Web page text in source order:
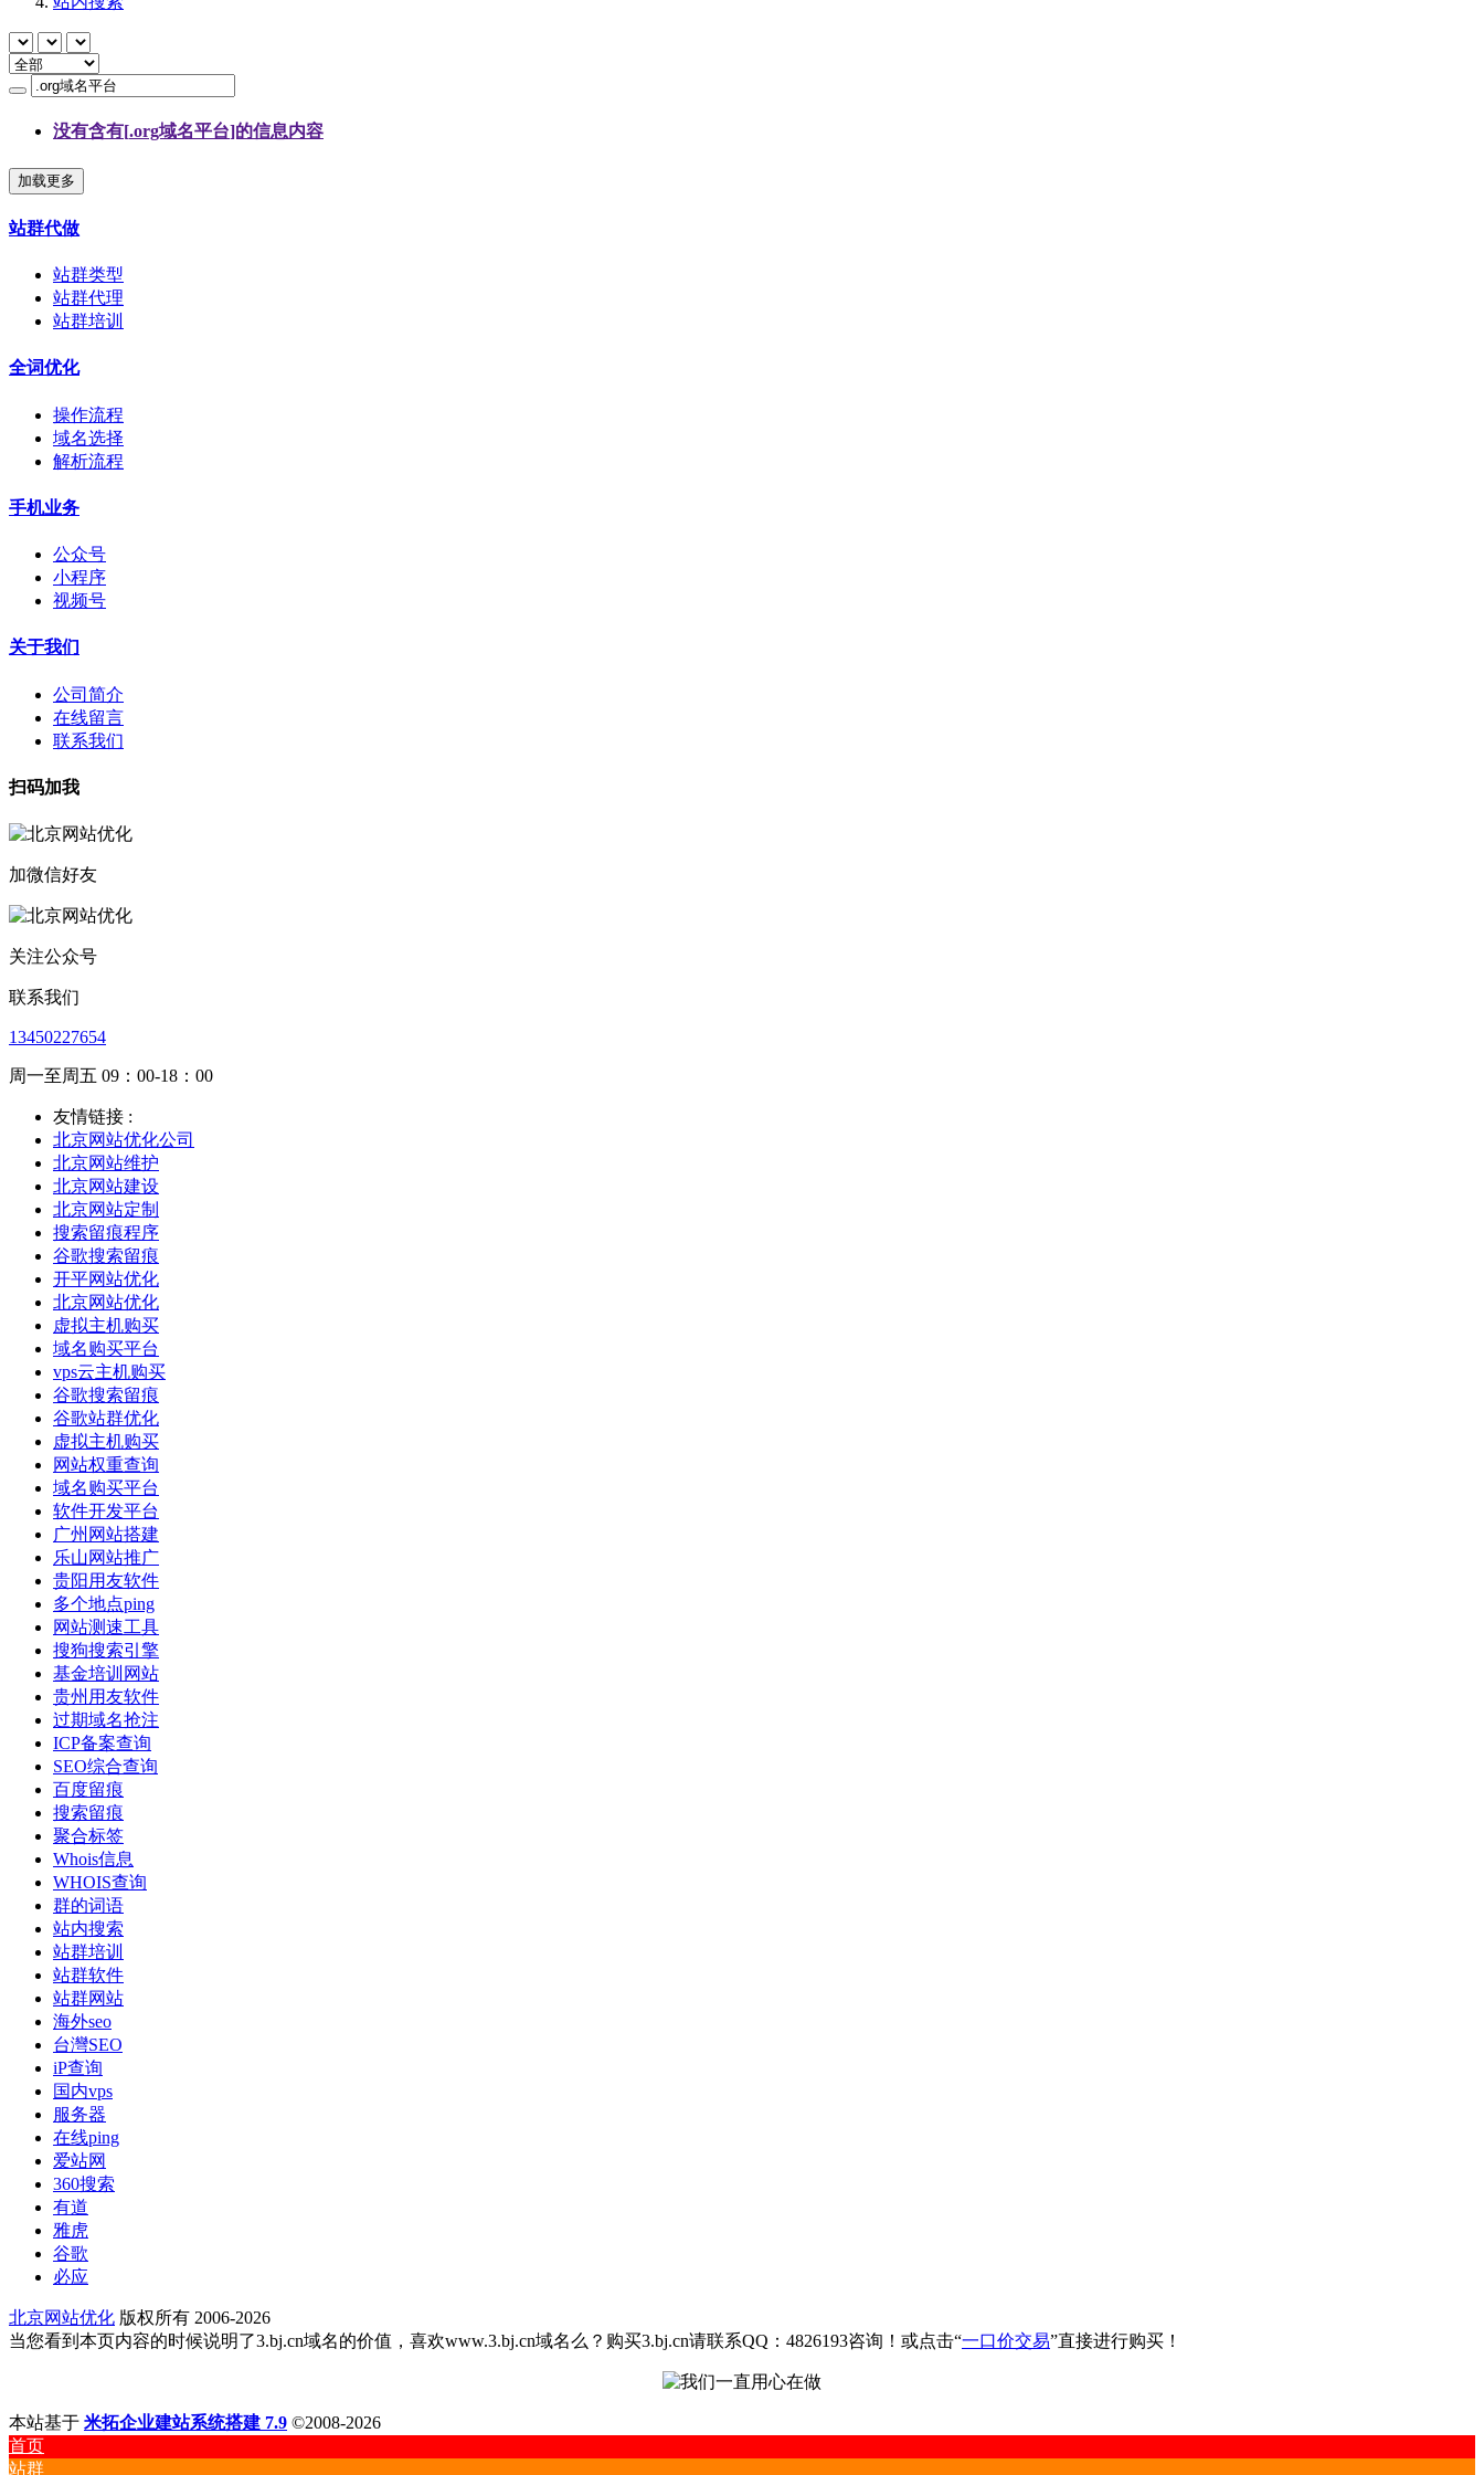
没有含有[.org域名平台]的信息内容
加载更多
站群代做
站群类型
站群代理
站群培训
全词优化
操作流程
域名选择
解析流程
手机业务
公众号
小程序
视频号
关于我们
公司简介
在线留言
联系我们
扫码加我
加微信好友
关注公众号
联系我们
13450227654
周一至周五 09：00-18：00
友情链接 :
北京网站优化公司
北京网站维护
北京网站建设
北京网站定制
搜索留痕程序
谷歌搜索留痕
开平网站优化
北京网站优化
虚拟主机购买
域名购买平台
vps云主机购买
谷歌搜索留痕
谷歌站群优化
虚拟主机购买
网站权重查询
域名购买平台
软件开发平台
广州网站搭建
乐山网站推广
贵阳用友软件
多个地点ping
网站测速工具
搜狗搜索引擎
基金培训网站
贵州用友软件
过期域名抢注
ICP备案查询
SEO综合查询
百度留痕
搜索留痕
聚合标签
Whois信息
WHOIS查询
群的词语
站内搜索
站群培训
站群软件
站群网站
海外seo
台灣SEO
iP查询
国内vps
服务器
在线ping
爱站网
360搜索
有道
雅虎
谷歌
必应
北京网站优化 版权所有 2006-2026
当您看到本页内容的时候说明了3.bj.cn域名的价值，喜欢www.3.bj.cn域名么？购买3.bj.cn请联系QQ：4826193咨询！或点击“一口价交易”直接进行购买！
本站基于 米拓企业建站系统搭建 7.9 ©2008-2026
首页
站群